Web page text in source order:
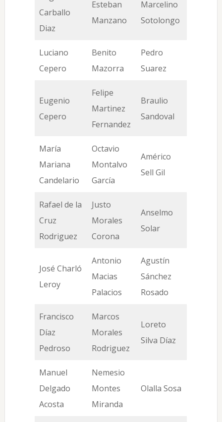
Carballo
Diaz
Esteban
Manzano
Marcelino
Sotolongo
Luciano
Cepero
Benito
Mazorra
Pedro
Suarez
Eugenio
Cepero
Felipe
Martinez
Fernandez
Braulio
Sandoval
María
Mariana
Candelario
Octavio
Montalvo
García
Américo
Sell Gil
Rafael de la
Cruz
Rodriguez
Justo
Morales
Corona
Anselmo
Solar
José Charló
Leroy
Antonio
Macias
Palacios
Agustín
Sánchez
Rosado
Francisco
Díaz
Pedroso
Marcos
Morales
Rodriguez
Loreto
Silva Díaz
Manuel
Delgado
Acosta
Nemesio
Montes
Miranda
Olalla Sosa